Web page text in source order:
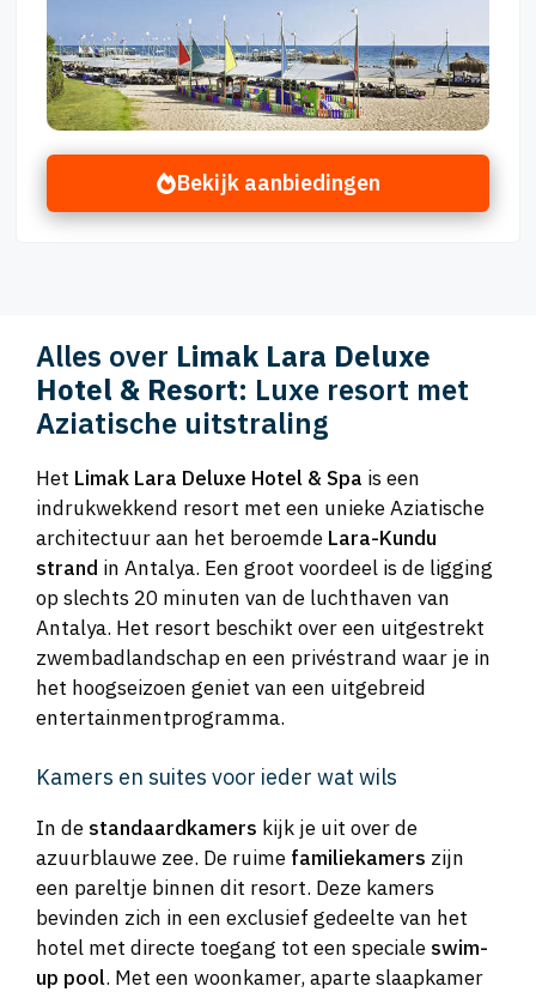
Bekijk aanbiedingen
Alles over Limak Lara Deluxe
Hotel & Resort: Luxe resort met
Aziatische uitstraling
Het Limak Lara Deluxe Hotel & Spa is een
indrukwekkend resort met een unieke Aziatische
architectuur aan het beroemde Lara-Kundu
strand in Antalya. Een groot voordeel is de ligging
op slechts 20 minuten van de luchthaven van
Antalya. Het resort beschikt over een uitgestrekt
zwembadlandschap en een privéstrand waar je in
het hoogseizoen geniet van een uitgebreid
entertainmentprogramma.
Kamers en suites voor ieder wat wils
In de standaardkamers kijk je uit over de
azuurblauwe zee. De ruime familiekamers zijn
een pareltje binnen dit resort. Deze kamers
bevinden zich in een exclusief gedeelte van het
hotel met directe toegang tot een speciale swim-
up pool. Met een woonkamer, aparte slaapkamer